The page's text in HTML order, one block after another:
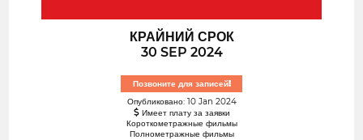
КРАЙНИЙ СРОК
30 SEP 2024
Позвоните для записей!
Опубликовано: 10 Jan 2024
Имеет плату за заявки
Короткометражные фильмы
Полнометражные фильмы